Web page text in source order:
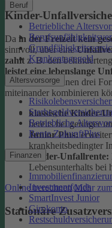
Beruf
Betriebliche
Krankentagegeld
Altersvorsorge
Betriebliche
Rente ZukunftPlus
Finanzen
Investmentfonds
SmartInvest Junior
Girokonto
Kinder-
Da in der Freizeit kein
sinnvoll, über eine
zahlt z. B. den
leistet eine lebenslange
DEVK bietet Ihnen drei
miteinander kombinieren
klassische Kinder-
bereits bei geringer
Junior Plus:
krankheitsbedingter
Kinder-Unfallrente:
Lebensunterhalts
Online berechnen Mehr
Stationäre